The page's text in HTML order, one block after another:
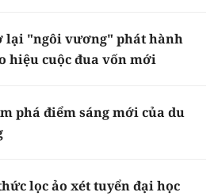
lại "ngôi vương" phát hành
hiệu cuộc đua vốn mới
phá điểm sáng mới của du
lọc ảo xét tuyển đại học